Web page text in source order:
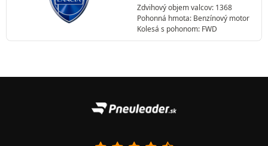
Zdvihový objem valcov: 1368
Pohonná hmota: Benzínový motor
Kolesá s pohonom: FWD